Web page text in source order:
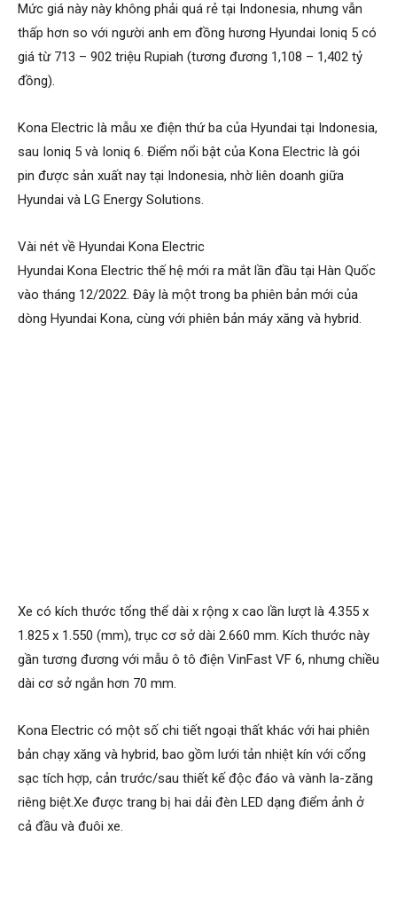
Mức giá này này không phải quá rẻ tại Indonesia, nhưng vẫn
thấp hơn so với người anh em đồng hương Hyundai Ioniq 5 có
giá từ 713 – 902 triệu Rupiah (tương đương 1,108 – 1,402 tỷ
đồng).
Kona Electric là mẫu xe điện thứ ba của Hyundai tại Indonesia,
sau Ioniq 5 và Ioniq 6. Điểm nổi bật của Kona Electric là gói
pin được sản xuất nay tại Indonesia, nhờ liên doanh giữa
Hyundai và LG Energy Solutions.
Vài nét về Hyundai Kona Electric
Hyundai Kona Electric thế hệ mới ra mắt lần đầu tại Hàn Quốc
vào tháng 12/2022. Đây là một trong ba phiên bản mới của
dòng Hyundai Kona, cùng với phiên bản máy xăng và hybrid.
Xe có kích thước tổng thể dài x rộng x cao lần lượt là 4.355 x
1.825 x 1.550 (mm), trục cơ sở dài 2.660 mm. Kích thước này
gần tương đương với mẫu ô tô điện VinFast VF 6, nhưng chiều
dài cơ sở ngắn hơn 70 mm.
Kona Electric có một số chi tiết ngoại thất khác với hai phiên
bản chạy xăng và hybrid, bao gồm lưới tản nhiệt kín với cổng
sạc tích hợp, cản trước/sau thiết kế độc đáo và vành la-zăng
riêng biệt.Xe được trang bị hai dải đèn LED dạng điểm ảnh ở
cả đầu và đuôi xe.